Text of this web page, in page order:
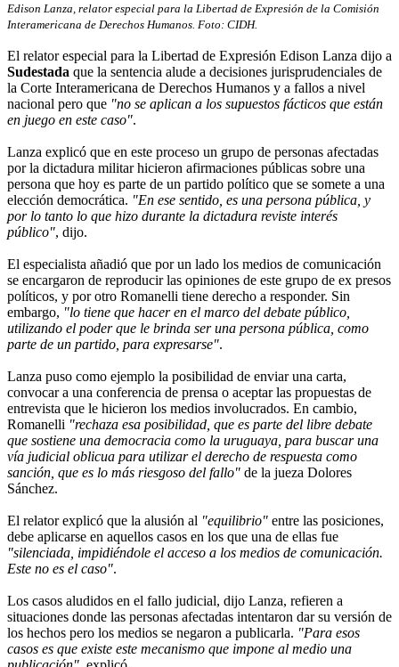
Edison Lanza, relator especial para la Libertad de Expresión de la Comisión
Interamericana de Derechos Humanos. Foto: CIDH.
El relator especial para la Libertad de Expresión Edison Lanza dijo a
Sudestada que la sentencia alude a decisiones jurisprudenciales de
la Corte Interamericana de Derechos Humanos y a fallos a nivel
nacional pero que "no se aplican a los supuestos fácticos que están
en juego en este caso".
Lanza explicó que en este proceso un grupo de personas afectadas
por la dictadura militar hicieron afirmaciones públicas sobre una
persona que hoy es parte de un partido político que se somete a una
elección democrática. "En ese sentido, es una persona pública, y
por lo tanto lo que hizo durante la dictadura reviste interés
público", dijo.
El especialista añadió que por un lado los medios de comunicación
se encargaron de reproducir las opiniones de este grupo de ex presos
políticos, y por otro Romanelli tiene derecho a responder. Sin
embargo, "lo tiene que hacer en el marco del debate público,
utilizando el poder que le brinda ser una persona pública, como
parte de un partido, para expresarse".
Lanza puso como ejemplo la posibilidad de enviar una carta,
convocar a una conferencia de prensa o aceptar las propuestas de
entrevista que le hicieron los medios involucrados. En cambio,
Romanelli "rechaza esa posibilidad, que es parte del libre debate
que sostiene una democracia como la uruguaya, para buscar una
vía judicial oblicua para utilizar el derecho de respuesta como
sanción, que es lo más riesgoso del fallo" de la jueza Dolores
Sánchez.
El relator explicó que la alusión al "equilibrio" entre las posiciones,
debe aplicarse en aquellos casos en los que una de ellas fue
"silenciada, impidiéndole el acceso a los medios de comunicación.
Este no es el caso".
Los casos aludidos en el fallo judicial, dijo Lanza, refieren a
situaciones donde las personas afectadas intentaron dar su versión de
los hechos pero los medios se negaron a publicarla. "Para esos
casos es que existe este mecanismo que impone al medio una